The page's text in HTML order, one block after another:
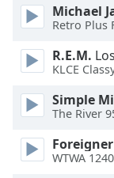
Color
Opacity
Color
Michael
Retro Plus
R.E.M.
KLCE
Simple
The River
Foreigner
WTWA